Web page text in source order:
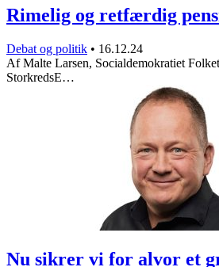
Rimelig og retfærdig
Debat og politik • 16.12.24
Af Malte Larsen, Socialdemokratiet
StorkredsE…
Nu sikrer vi for alvor et